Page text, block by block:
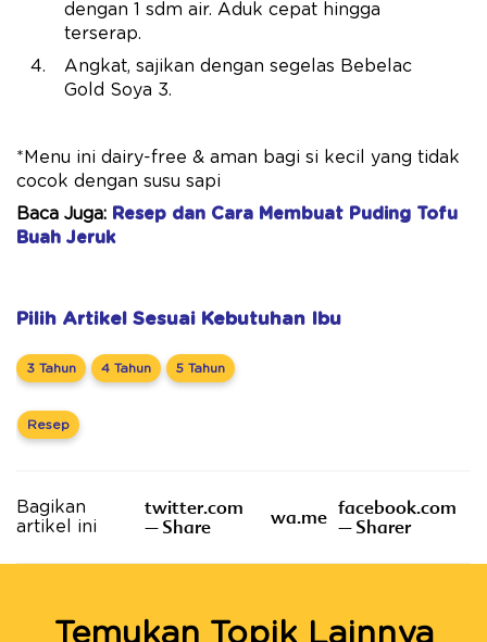
dengan 1 sdm air. Aduk cepat hingga
terserap.
Angkat, sajikan dengan segelas Bebelac
Gold Soya 3.
*Menu ini dairy-free & aman bagi si kecil yang tidak
cocok dengan susu sapi
Baca Juga: Resep dan Cara Membuat Puding Tofu
Buah Jeruk
Pilih Artikel Sesuai Kebutuhan Ibu
3 Tahun 4 Tahun 5 Tahun
Resep
Bagikan
artikel ini
twitter.com
– Share
wa.me facebook.com
– Sharer
Temukan Topik Lainnya